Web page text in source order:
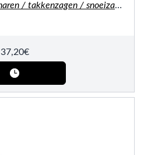
Snoeischaren / takkenscharen / takkenzagen / snoeizagen
37,20€